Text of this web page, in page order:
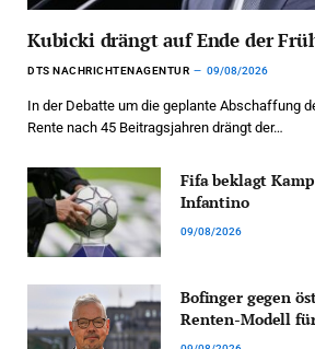
Kubicki drängt auf Ende der
DTS NACHRICHTENAGENTUR 09/08/2026
In der Debatte um die geplante Abschaffung
Rente nach 45 Beitragsjahren drängt der…
Fifa beklagt
Infantino
09/08/2026
Bofinger gegen
Renten-Modell